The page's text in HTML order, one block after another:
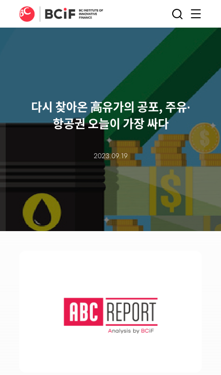
BCIF
메뉴
열기
검색
다시 찾아온 高유가의 공포, 주유∙
항공권 오늘이 가장 싸다
2023.09.19